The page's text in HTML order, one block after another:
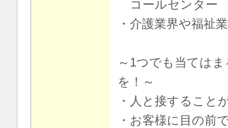
コールセンター
・介護業界や福祉
～1つでも当ては
を！～
・人と接すること
・お客様に目の前